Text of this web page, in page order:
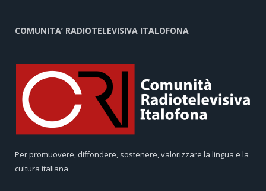
COMUNITA’ RADIOTELEVISIVA ITALOFONA
Per promuovere, diffondere, sostenere, valorizzare la lingua e la
cultura italiana